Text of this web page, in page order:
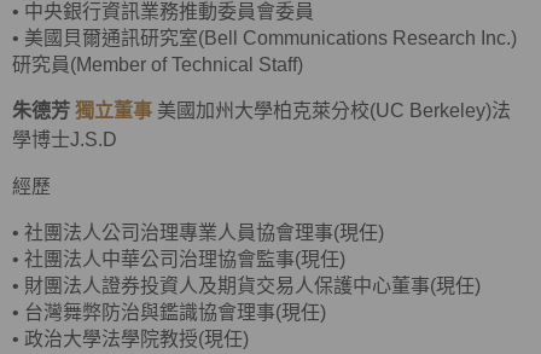
• 中央銀行資訊業務推動委員會委員
• 美國貝爾通訊研究室(Bell Communications Research Inc.)
研究員(Member of Technical Staff)
朱德芳 獨立董事 美國加州大學柏克萊分校(UC Berkeley)法
學博士J.S.D
經歷
• 社團法人公司治理專業人員協會理事(現任)
• 社團法人中華公司治理協會監事(現任)
• 財團法人證券投資人及期貨交易人保護中心董事(現任)
• 台灣舞弊防治與鑑識協會理事(現任)
• 政治大學法學院教授(現任)